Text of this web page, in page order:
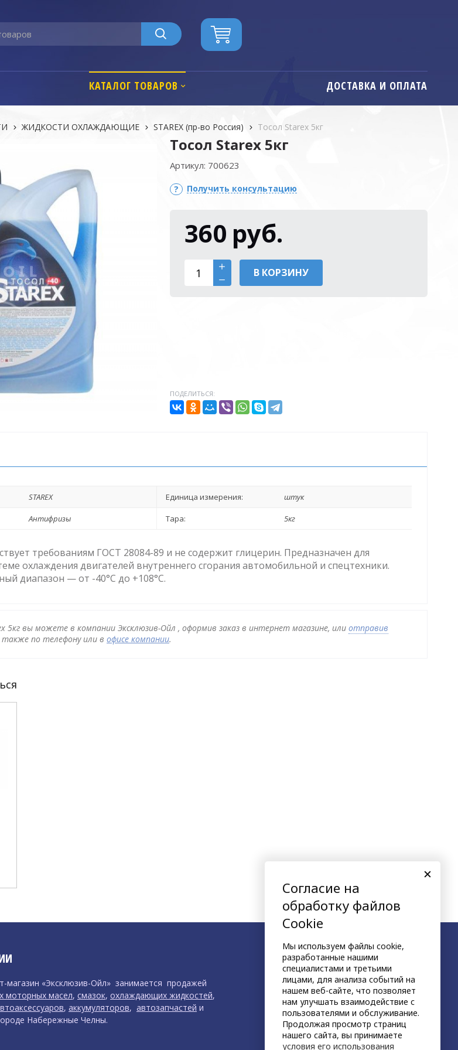
КАТАЛОГ ТОВАРОВ ДОСТАВКА И ОПЛАТА
ЖИДКОСТИ ОХЛАЖДАЮЩИЕ STAREX (пр-во Россия) Тосол Starex 5кг
Тосол Starex 5кг
Артикул: 700623
Получить консультацию
360 руб.
В КОРЗИНУ
ПОДЕЛИТЬСЯ:
STAREX Единица измерения: штук
Антифризы Тара: 5кг
требованиям ГОСТ 28084-89 и не содержит глицерин. Предназначен для
охлаждения двигателей внутреннего сгорания автомобильной и спецтехники.
диапазон — от -40°С до +108°С.
5кг вы можете в компании Эксклюзив-Ойл , оформив заказ в интернет магазине, или отправив
по телефону или в офисе компании.
магазин «Эксклюзив-Ойл» занимается продажей
моторных масел, смазок, охлаждающих жидкостей,
, аккумуляторов, автозапчастей и
Набережные Челны.
Согласие на
обработку файлов
Cookie
Мы используем файлы cookie,
разработанные нашими
специалистами и третьими
лицами, для анализа событий на
нашем веб-сайте, что позволяет
нам улучшать взаимодействие с
пользователями и обслуживание.
Продолжая просмотр страниц
нашего сайта, вы принимаете
условия его использования